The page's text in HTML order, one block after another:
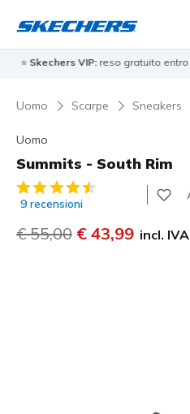
⭐ Skechers VIP:reso gratuito entro
Uomo Scarpe Sneakers
Uomo
Summits - South Rim
Valutazione cliente 3,5 su 5
9 recensioni
Prezzo ridotto da
€ 55,00 per
€ 43,99 incl. IVA